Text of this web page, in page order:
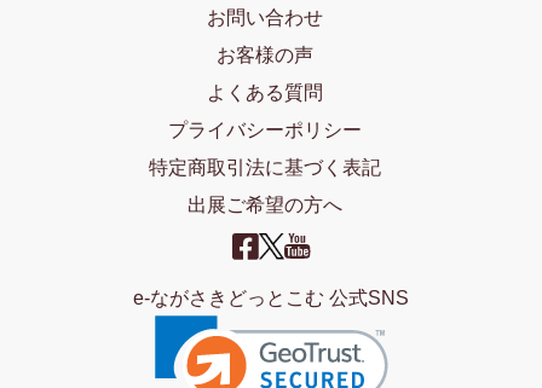
お問い合わせ
お客様の声
よくある質問
プライバシーポリシー
特定商取引法に基づく表記
出展ご希望の方へ
e-ながさきどっとこむ 公式SNS